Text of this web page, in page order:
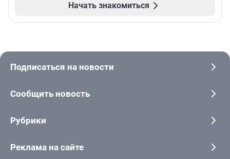
Начать знакомиться
Подписаться на новости
Сообщить новость
Рубрики
Реклама на сайте